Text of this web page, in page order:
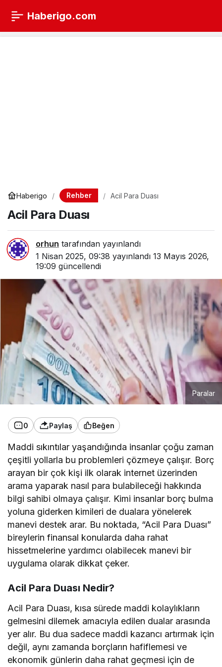
Haberigo.com
Haberigo Rehber Acil Para Duası
Acil Para Duası
orhun tarafından yayınlandı
1 Nisan 2025, 09:38 yayınlandı 13 Mayıs 2026,
19:09 güncellendi
Paralar
0 Paylaş Beğen
Maddi sıkıntılar yaşandığında insanlar çoğu zaman
çeşitli yollarla bu problemleri çözmeye çalışır. Borç
arayan bir çok kişi ilk olarak internet üzerinden
arama yaparak nasıl para bulabileceği hakkında
bilgi sahibi olmaya çalışır. Kimi insanlar borç bulma
yoluna giderken kimileri de dualara yönelerek
manevi destek arar. Bu noktada, “Acil Para Duası”
bireylerin finansal konularda daha rahat
hissetmelerine yardımcı olabilecek manevi bir
uygulama olarak dikkat çeker.
Acil Para Duası Nedir?
Acil Para Duası, kısa sürede maddi kolaylıkların
gelmesini dilemek amacıyla edilen dualar arasında
yer alır. Bu dua sadece maddi kazancı artırmak için
değil, aynı zamanda borçların hafiflemesi ve
ekonomik günlerin daha rahat geçmesi için de